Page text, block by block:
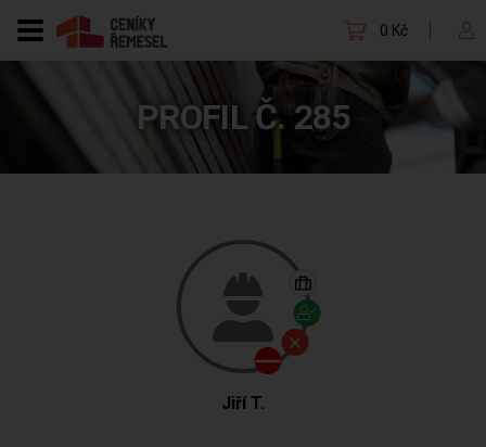
0 Kč
PROFIL Č. 285
Jiří T.